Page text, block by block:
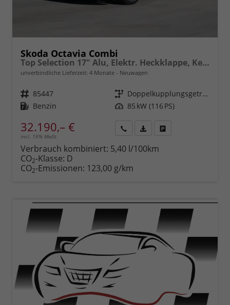
Skoda Octavia Combi
Top Selection 17" Alu, Elektr. Heckklappe, Kessy+Alarm, Beheizte Frontscheibe, Winterpaket, SunSet, Climatronic, LED-Scheinwerfer, Parksensoren vorn/hinten, Rückfahrkamera, Radio 10" + Wireless Smartlink, ACC uvm.
unverbindliche Lieferzeit: 4 Monate Neuwagen
Fahrzeugnr. 85447 Getriebe
Doppelkupplungsgetriebe (DSG)
Kraftstoff Benzin Leistung 85 kW (116 PS)
32.190,– €
incl. 19% MwSt.
anfordern
Datei,
Verbrauch kombiniert: 5,40 l/100km
CO2-Klasse: D
CO2-Emissionen: 123,00 g/km